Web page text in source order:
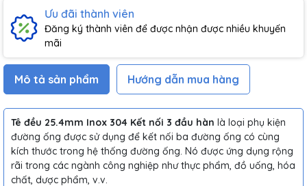
Ưu đãi thành viên
Đăng ký thành viên để được nhận được nhiều khuyến
mãi
Mô tả sản phẩm Hướng dẫn mua hàng
Tê đều 25.4mm Inox 304 Kết nối 3 đầu hàn là loại phụ kiện
đường ống được sử dụng để kết nối ba đường ống có cùng
kích thước trong hệ thống đường ống. Nó được ứng dụng rộng
rãi trong các ngành công nghiệp như thực phẩm, đồ uống, hóa
chất, dược phẩm, v.v.